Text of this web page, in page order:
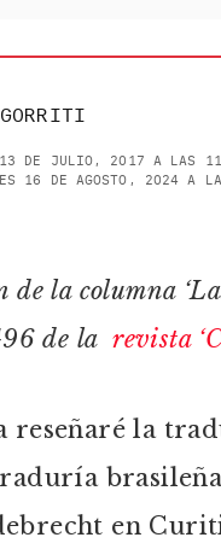
13 DE JULIO, 2017 A LAS
16 DE AGOSTO, 2024 A
de la columna
de la revista
reseñaré la
en